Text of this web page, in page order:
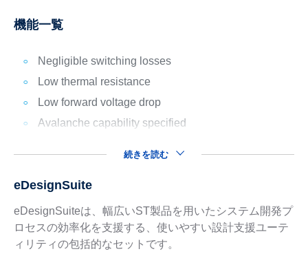
機能一覧
Negligible switching losses
Low thermal resistance
Low forward voltage drop
Avalanche capability specified
続きを読む
eDesignSuite
eDesignSuiteは、幅広いST製品を用いたシステム開発プ
ロセスの効率化を支援する、使いやすい設計支援ユーテ
ィリティの包括的なセットです。